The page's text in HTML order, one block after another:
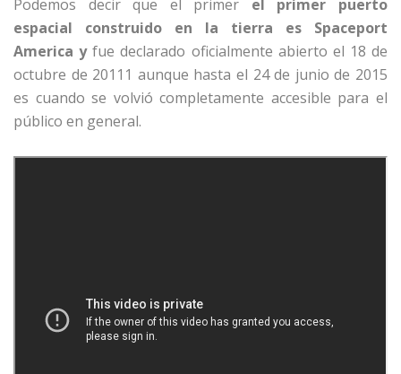
Podemos decir que el primer el primer puerto
espacial construido en la tierra es Spaceport
America yfue declarado oficialmente abierto el 18 de
octubre de 20111 aunque hasta el 24 de junio de 2015
es cuando se volvió completamente accesible para el
público en general.